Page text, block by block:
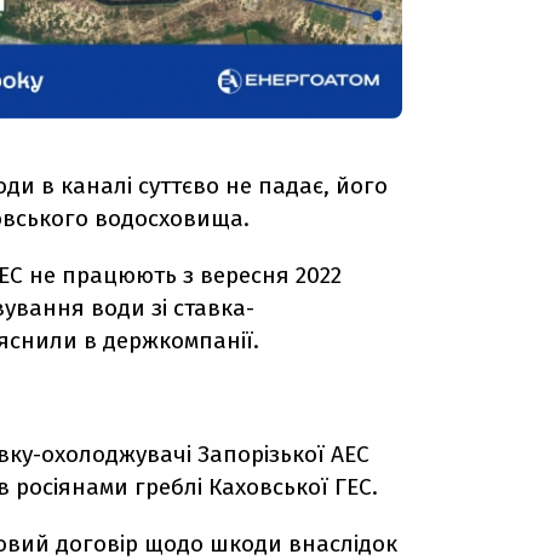
в каналі суттєво не падає, його
водосховища.
не працюють з вересня 2022
води зі ставка-
в держкомпанії.
охолоджувачі Запорізької АЕС
греблі Каховської ГЕС.
договір щодо шкоди внаслідок